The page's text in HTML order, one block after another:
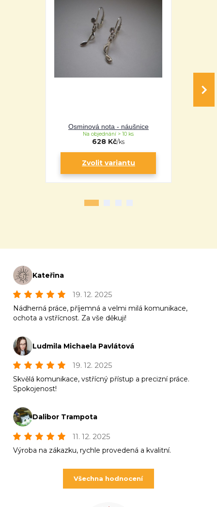
Osminová nota - náušnice
628 Kč/ks
Na objednání > 10 ks
Zvolit variantu
Kateřina
19. 12. 2025
Nádherná práce, příjemná a velmi milá komunikace,
ochota a vstřícnost. Za vše děkuji!
Ludmila Michaela Pavlátová
19. 12. 2025
Skvělá komunikace, vstřícný přístup a precizní práce.
Spokojenost!
Dalibor Trampota
11. 12. 2025
Výroba na zákazku, rychle provedená a kvalitní.
Všechna hodnocení